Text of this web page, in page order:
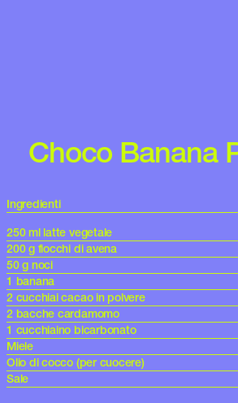
Choco Banana
Ingredienti
250 ml latte vegetale
200 g fiocchi di avena
50 g noci
1 banana
2 cucchiai cacao in polvere
2 bacche cardamomo
1 cucchiaino bicarbonato
Miele
Olio di cocco (per cuocere)
Sale